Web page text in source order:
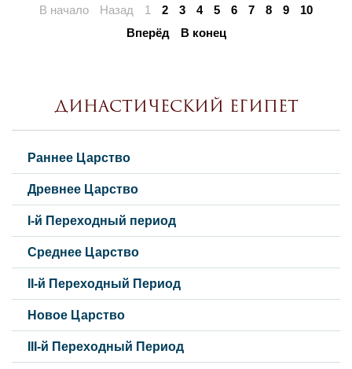
В начало Назад 1 2 3 4 5 6 7 8 9
10
Вперёд
В конец
Династический Египет
Раннее Царство
Древнее Царство
I-й Переходный период
Среднее Царство
II-й Переходный Период
Новое Царство
III-й Переходный Период